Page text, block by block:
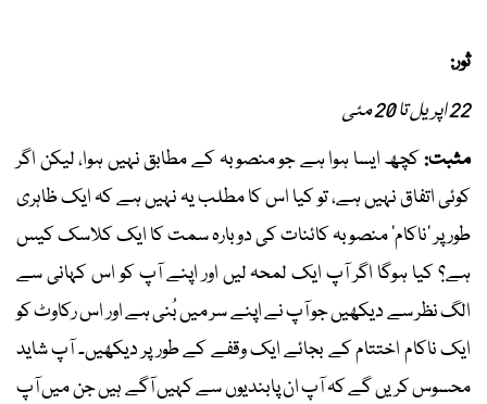
ثور:
22 اپریل تا 20 مئی
مثبت:کچھ ایسا ہوا ہے جو منصوبہ کے مطابق نہیں ہوا، لیکن اگر
کوئی اتفاق نہیں ہے، تو کیا اس کا مطلب یہ نہیں ہے کہ ایک ظاہری
طور پر ’ناکام‘ منصوبہ کائنات کی دوبارہ سمت کا ایک کلاسک کیس
ہے؟ کیا ہوگا اگر آپ ایک لمحہ لیں اور اپنے آپ کو اس کہانی سے
الگ نظر سے دیکھیں جو آپ نے اپنے سر میں بُنی ہے اور اس رکاوٹ کو
ایک ناکام اختتام کے بجائے ایک وقفے کے طور پر دیکھیں۔ آپ شاید
محسوس کریں گے کہ آپ ان پابندیوں سے کہیں آگے ہیں جن میں آپ